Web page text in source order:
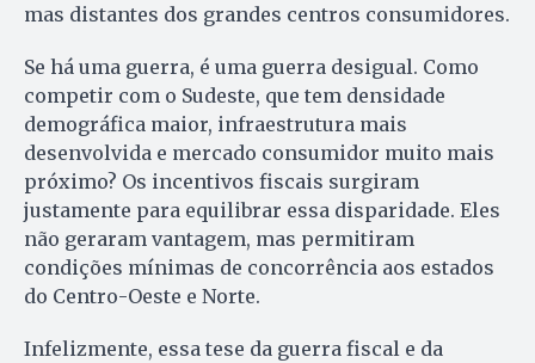
mas distantes dos grandes centros consumidores.
Se há uma guerra, é uma guerra desigual. Como
competir com o Sudeste, que tem densidade
demográfica maior, infraestrutura mais
desenvolvida e mercado consumidor muito mais
próximo? Os incentivos fiscais surgiram
justamente para equilibrar essa disparidade. Eles
não geraram vantagem, mas permitiram
condições mínimas de concorrência aos estados
do Centro-Oeste e Norte.
Infelizmente, essa tese da guerra fiscal e da